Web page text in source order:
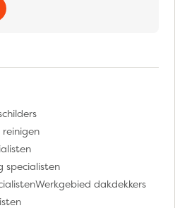
specialisten
Werkgebied dakdekkers